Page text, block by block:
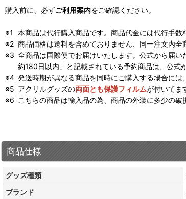
購入前に、必ずご利用案内をご確認ください。
本商品は代行購入商品です。商品代金には代行手数
商品価格は送料を含めておりません、同一注文内
全商品は国際便でお届けいたします。公式から届
約180日以内」と記載されている予約商品は、公式
発送時期が異なる商品を同時にご購入する場合には
アクリルグッズの両面とも保護フィルムが付いてま
こちらの商品は輸入品の為、商品の外装に多少の
商品仕様
グッズ種類
ブランド